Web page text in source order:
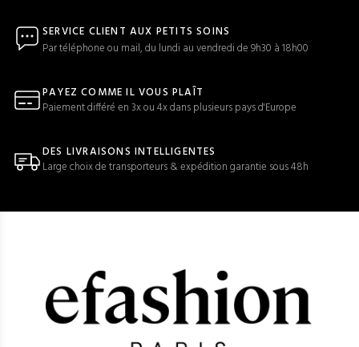
SERVICE CLIENT AUX PETITS SOINS
Par téléphone ou mail, du lundi au vendredi de 9h30 à 18h00
PAYEZ COMME IL VOUS PLAÎT
Paiement différé en 3x ou 4x dans plusieurs pays d'Europe
DES LIVRAISONS INTELLIGENTES
Large choix de transporteurs & expédition garantie sous 48h